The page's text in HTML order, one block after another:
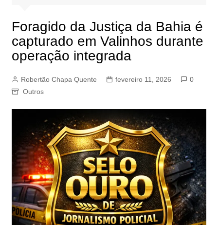
Foragido da Justiça da Bahia é
capturado em Valinhos durante
operação integrada
Robertão Chapa Quente fevereiro 11, 2026
0
Outros